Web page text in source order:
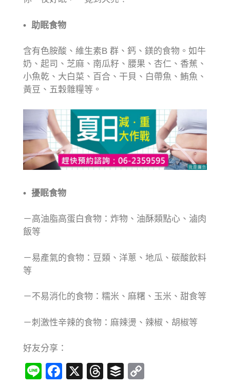
• 助眠食物
含有色胺酸、維生素B 群、鈣、鎂的食物。如牛
奶、起司、芝麻、南瓜籽、腰果、杏仁、香蕉、
小魚乾、大白菜、百合、干貝、白帶魚、鮪魚、
黃豆、五穀雜糧等。
• 擾眠食物
－高油脂高蛋白食物：炸物、油酥類點心、滷肉
飯等
－易產氣的食物：豆類、洋蔥、地瓜、碳酸飲料
等
－不易消化的食物：糯米、麻糬、玉米、甜食等
－刺激性辛辣的食物：麻辣燙、辣椒、胡椒等
好友分享：
LineFacebook
X Threads
Buffer